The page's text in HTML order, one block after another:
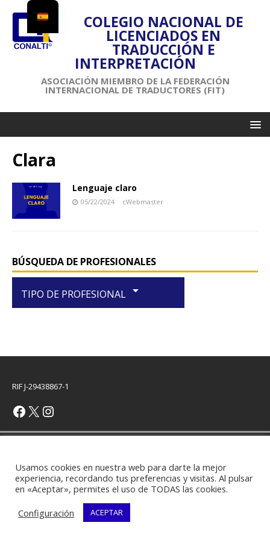
COLEGIO NACIONAL DE
LICENCIADOS EN
TRADUCCIÓN E
INTERPRETACIÓN
ASOCIACIÓN MIEMBRO DE LA FEDERACIÓN
INTERNACIONAL DE TRADUCTORES (FIT)
Clara
Lenguaje claro
05/22/2024 cWebmaster
BÚSQUEDA DE PROFESIONALES
TIPO DE PROFESIONAL arrow_drop_down
RIF J-29438867-1
Usamos cookies en nuestra web para darte la mejor
experiencia, recordando tus preferencias y visitas. Al pulsar
en «Aceptar», permites el uso de TODAS las cookies.
Configuración
ACEPTAR